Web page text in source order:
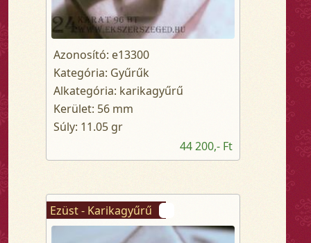
Azonosító: e13300
Kategória: Gyűrűk
Alkategória: karikagyűrű
Kerület: 56 mm
Súly: 11.05 gr
44 200,- Ft
Ezüst - Karikagyűrű